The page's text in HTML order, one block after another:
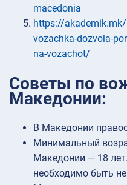
macedonia
https://
vozachka-dozvola-
na-vozachot/
Советы по
Македонии:
В Македонии
Минимальный
Македонии — 18
необходимо быть